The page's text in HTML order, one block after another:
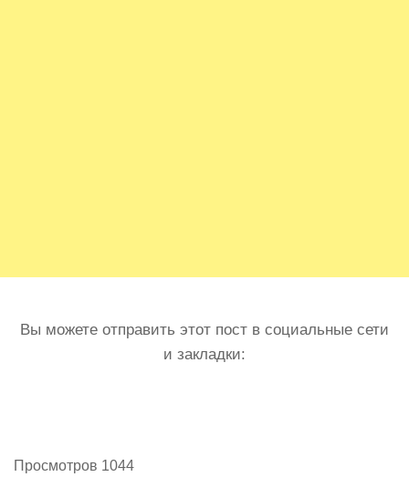
Вы можете отправить этот пост в социальные сети
и закладки:
Просмотров 1044